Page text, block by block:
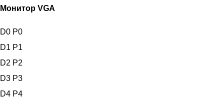
Монитор VGA
D0 P0
D1 P1
D2 P2
D3 P3
D4 P4